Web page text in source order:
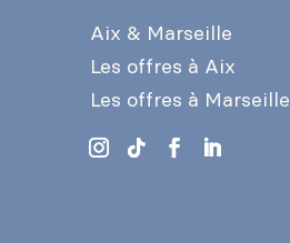
Aix & Marseille
Les offres à Aix
Les offres à Marseille